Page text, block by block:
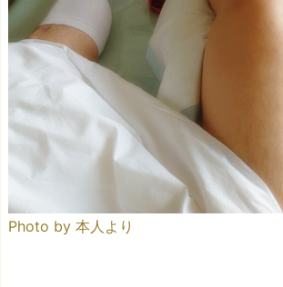
Photo by 本人より